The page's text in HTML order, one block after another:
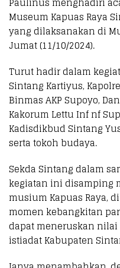
Museum Kapuas Raya
yang dilaksanakan di
Jumat (11/10/2024).
Turut hadir dalam
Sintang Kartiyus,
Binmas AKP Supoyo,
Kakorum Lettu Inf nf
Kadisdikbud Sintang
serta tokoh budaya.
Sekda Sintang dalam
kegiatan ini disamping
musium Kapuas Raya,
momen kebangkitan
dapat meneruskan
istiadat Kabupaten